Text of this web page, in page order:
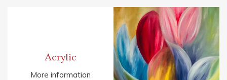
Acrylic
More information